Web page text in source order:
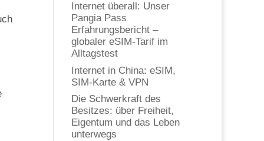
Internet überall: Unser
Pangia Pass
Erfahrungsbericht –
globaler eSIM-Tarif im
Alltagstest
Internet in China: eSIM,
SIM-Karte & VPN
Die Schwerkraft des
Besitzes: über Freiheit,
Eigentum und das Leben
unterwegs